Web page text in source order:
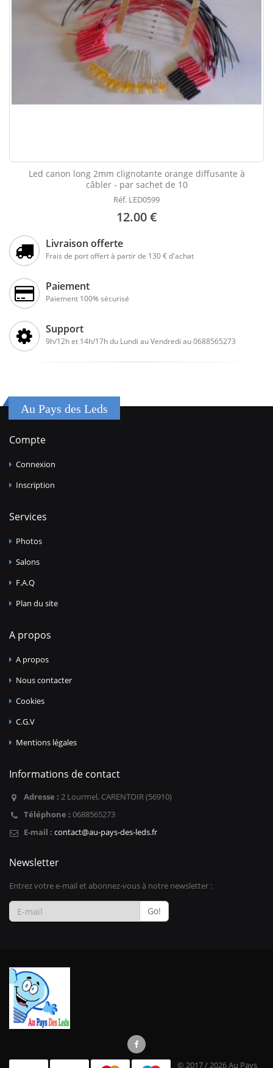
Led canon long 2mm clignotante orange diffusante à
câbler - par sachet de 10
Réf. LED0599
12.00 €
Livraison offerte
Frais de port offert à partir de 130 € d'achat
Paiement
Paiement 100% sécurisé
Support
9h/12h et 14h/17h du Lundi au Vendredi au 0688565273
Au Pays des Leds
Compte
Connexion
Inscription
Services
Photos
Salons
F.A.Q
Plan du site
A propos
A propos
Nous contacter
Cookies
C.G.V
Mentions légales
Informations de contact
Adresse : 2 Lourmel, CARENTOIR (56910)
Téléphone : 0688565273
E-mail : contact@au-pays-des-leds.fr
Newsletter
Entrez votre e-mail et abonnez-vous à notre newsletter :
Go!
© 2017 / 2026 Au Pays